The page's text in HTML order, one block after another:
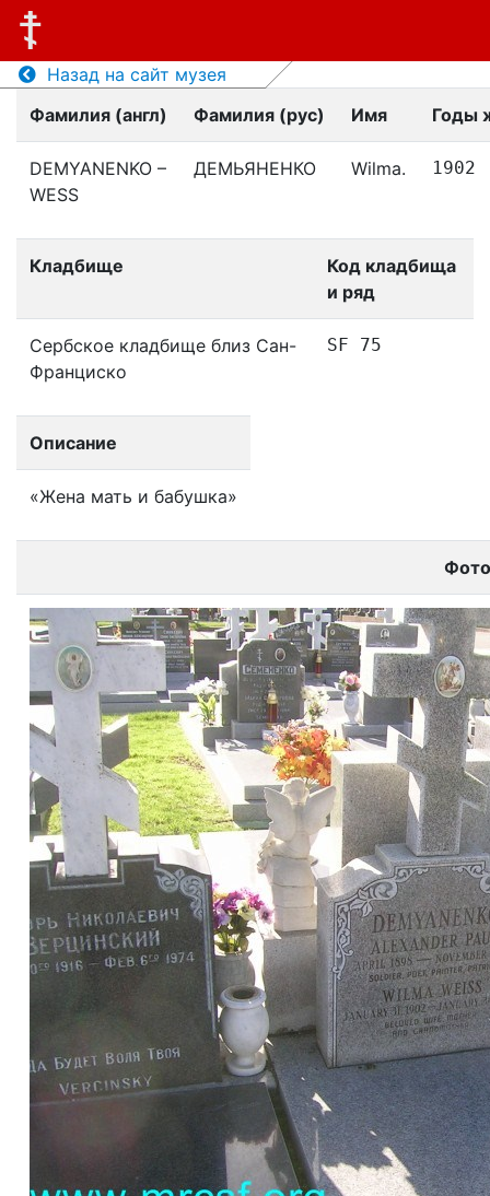
Назад на сайт музея
Фамилия (англ)
Фамилия (рус) Имя Годы
DEMYANENKO –
WESS
ДЕМЬЯНЕНКО Wilma. 1902
Кладбище
Код кладбища
и ряд
Сербское кладбище близ Сан-
Франциско
SF 75
Описание
«Жена мать и бабушка»
Фото